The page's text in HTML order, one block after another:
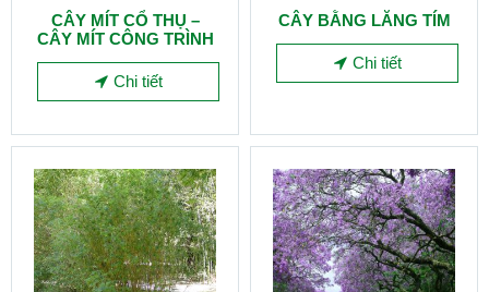
CÂY MÍT CỔ THỤ –
CÂY MÍT CÔNG TRÌNH
Chi tiết
CÂY BẰNG LĂNG TÍM
Chi tiết